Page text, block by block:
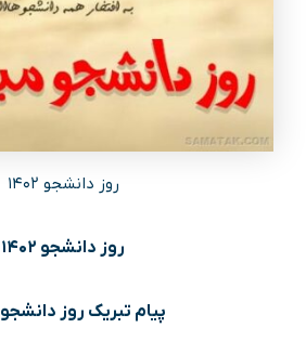
روز دانشجو ۱۴۰۲
روز دانشجو ۱۴۰۲
پیام تبریک روز دانشجو ۱۴۰۲